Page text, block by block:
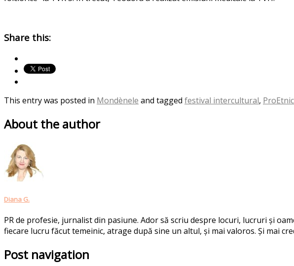
Share this:
This entry was posted in Mondènele and tagged festival intercultural,
About the author
Diana G.
PR de profesie, jurnalist din pasiune. Ador să scriu despre locuri, lucruri și
fiecare lucru făcut temeinic, atrage după sine un altul, și mai valoros. Și mai
Post navigation